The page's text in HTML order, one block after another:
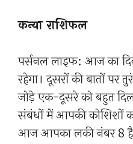
कन्या राशिफल
पर्सनल लाइफ: आज का
रहेगा। दूसरों की बातों पर
जोड़े एक-दूसरे को बहुत
संबंधों में आपकी कोशिशों
आज आपका लकी नंबर 8